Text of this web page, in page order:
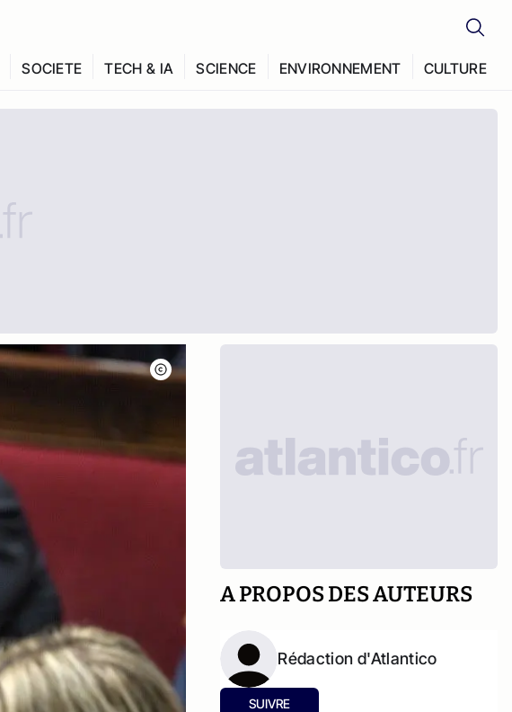
SOCIETE TECH & IA SCIENCE ENVIRONNEMENT CULTURE
A PROPOS DES AUTEURS
Rédaction d'Atlantico
SUIVRE